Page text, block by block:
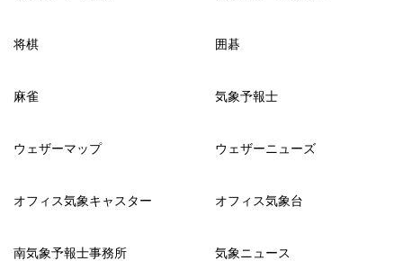
将棋 囲碁
麻雀 気象予報士
ウェザーマップ ウェザーニューズ
オフィス気象キャスター オフィス気象台
南気象予報士事務所 気象ニュース